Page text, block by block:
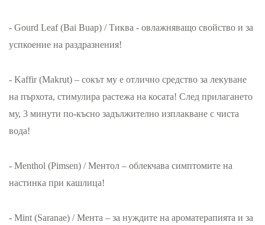
- Gourd Leaf (Bai Buap) / Тиква - овлажняващо свойство и за
успкоение на раздразнения!
- Kaffir (Makrut) – сокът му е отлично средство за лекуване
на пърхота, стимулира растежа на косата! След прилагането
му, 3 минути по-късно задължително изплакване с чиста
вода!
- Menthol (Pimsen) / Ментол – облекчава симптомите на
настинка при кашлица!
- Mint (Saranae) / Мента – за нуждите на ароматерапията и за